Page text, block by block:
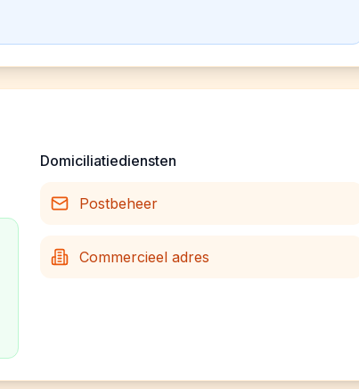
Domiciliatiediensten
Postbeheer
Commercieel adres